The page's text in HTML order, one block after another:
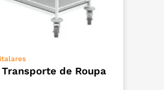
VER OPÇÕES
de Roupa